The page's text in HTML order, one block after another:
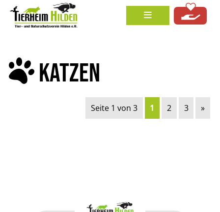
KATZEN
Seite 1 von 3 1 2 3 »